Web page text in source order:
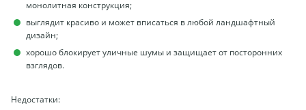
монолитная конструкция;
выглядит красиво и может вписаться в любой ландшафтный
дизайн;
хорошо блокирует уличные шумы и защищает от посторонних
взглядов.
Недостатки: